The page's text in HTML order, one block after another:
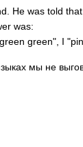
. He was told that
was:
green green", I "
мы не